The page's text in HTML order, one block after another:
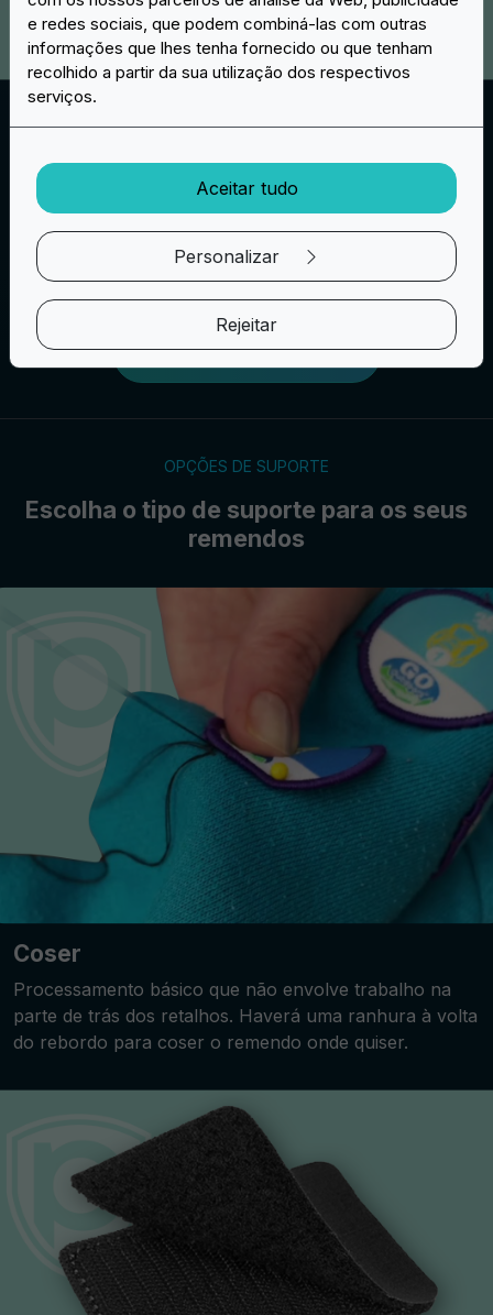
Camadas de chenille
número de camadas que o seu emblema deve ter. Pode
escolher uma camada, duas camadas ou mesmo três
Este trabalho é, de facto, muito popular para fazer
letras para vestuário.
Crie o seu projeto
OPÇÕES DE SUPORTE
Escolha o tipo de suporte para os seus
remendos
Coser
Processamento básico que não envolve trabalho na
parte de trás dos retalhos. Haverá uma ranhura à volta
do rebordo para coser o remendo onde quiser.
e redes sociais, que podem combiná-las com outras
informações que lhes tenha fornecido ou que tenham
recolhido a partir da sua utilização dos respectivos
serviços.
Aceitar tudo
Personalizar
Rejeitar